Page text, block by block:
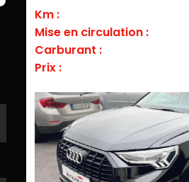
Km :
Mise en circulation :
Carburant :
Prix :